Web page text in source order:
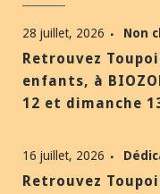
28 juillet, 2026 Non
Retrouvez
enfants, à
12 et dimanche
16 juillet, 2026
Retrouvez